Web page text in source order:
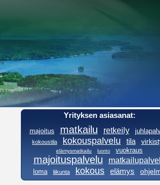
Yrityksen asiasanat:
majoitus matkailu retkeily
kokoustila kokouspalvelu tila
elämysmatkailu luonto vuokraus
majoituspalvelu
loma liikunta kokous elämys